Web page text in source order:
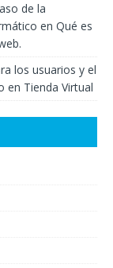
de la
en Qué es
los usuarios y el
en Tienda Virtual